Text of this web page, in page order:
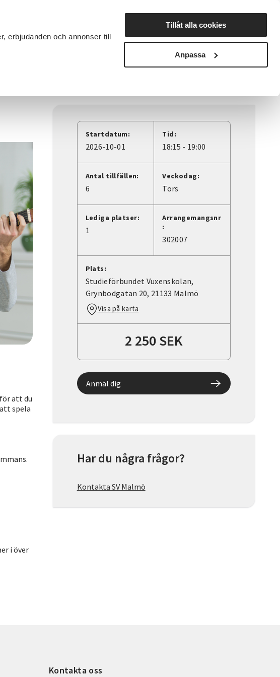
erbjudanden och annonser till
Tillåt alla cookies
Anpassa
Nyheter Avdelningar
att du
spela
i över
Startdatum:
2026-10-01
Tid:
18:15 - 19:00
Antal tillfällen:
6
Veckodag:
Tors
Lediga platser:
1
Arrangemangsnr
:
302007
Plats:
Studieförbundet Vuxenskolan,
Grynbodgatan 20, 21133 Malmö
Visa på karta
2 250 SEK
Anmäl dig
Har du några frågor?
Kontakta SV Malmö
Kontakta oss